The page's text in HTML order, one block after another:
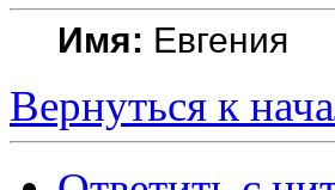
Имя: Евгения
Вернуться к